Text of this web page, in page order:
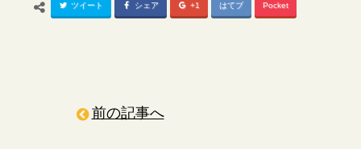
ツイート シェア +1 はてブ Pocket
前の記事へ